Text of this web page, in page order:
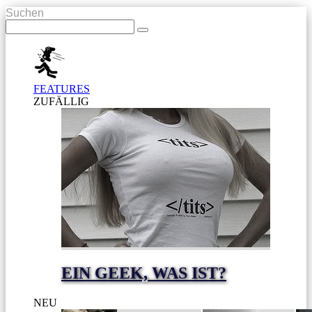
Suchen
FEATURES
ZUFÄLLIG
EIN GEEK, WAS IST?
NEU